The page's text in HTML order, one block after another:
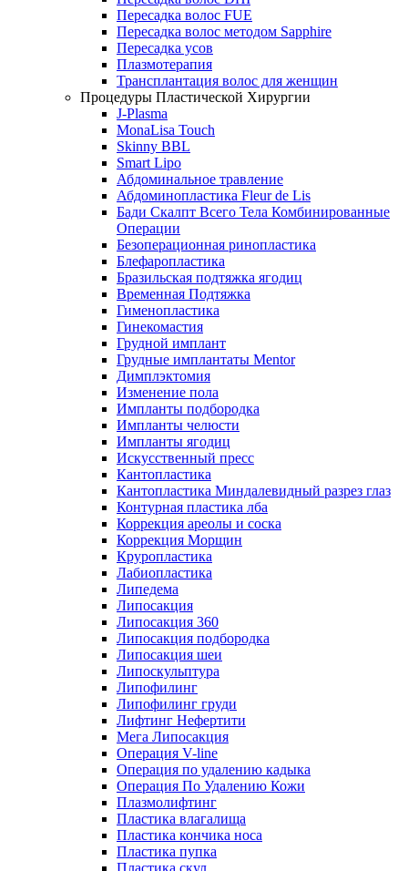
Пересадка волос FUE
Пересадка волос методом Sapphire
Пересадка усов
Плазмотерапия
Трансплантация волос для женщин
Процедуры Пластической Хирургии
J-Plasma
MonaLisa Touch
Skinny BBL
Smart Lipo
Абдоминальное травление
Абдоминопластика Fleur de Lis
Бади Скалпт Всего Тела Комбинированные
Операции
Безоперационная ринопластика
Блефаропластика
Бразильская подтяжка ягодиц
Временная Подтяжка
Гименопластика
Гинекомастия
Грудной имплант
Грудные имплантаты Mentor
Димплэктомия
Изменение пола
Импланты подбородка
Импланты челюсти
Импланты ягодиц
Искусственный пресс
Кантопластика
Кантопластика Миндалевидный разрез глаз
Контурная пластика лба
Коррекция ареолы и соска
Коррекция Морщин
Круропластика
Лабиопластика
Липедема
Липосакция
Липосакция 360
Липосакция подбородка
Липосакция шеи
Липоскульптура
Липофилинг
Липофилинг груди
Лифтинг Нефертити
Мега Липосакция
Операция V-line
Операция по удалению кадыка
Операция По Удалению Кожи
Плазмолифтинг
Пластика влагалища
Пластика кончика носа
Пластика пупка
Пластика скул